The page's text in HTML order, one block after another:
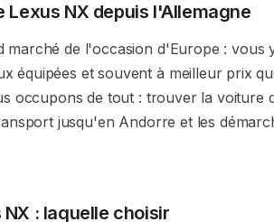
NX depuis l'Allemagne
marché de l'occasion d'Europe : vous
équipées et souvent à meilleur prix
occupons de tout : trouver la voiture
jusqu'en Andorre et les
: laquelle choisir